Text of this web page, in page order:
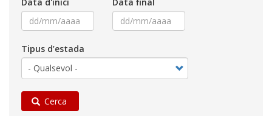
Data d'inici Data final
Tipus d’estada
Cerca